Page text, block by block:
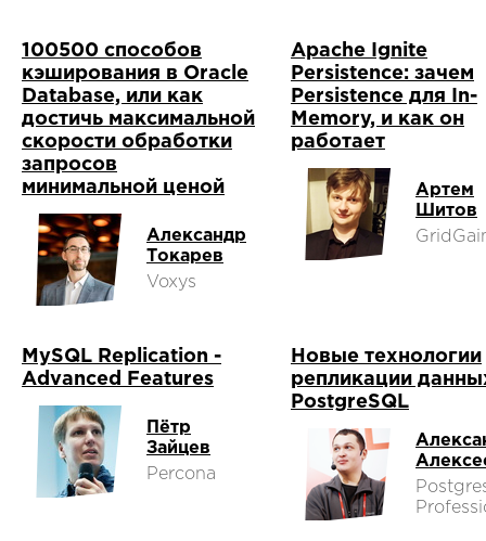
100500 способов
кэширования в Oracle
Database, или как
достичь максимальной
скорости обработки
запросов
минимальной ценой
Александр
Токарев
Voxys
Apache Ignite
Persistence: зачем
Persistence для In-
Memory, и как он
работает
Артем
Шитов
MySQL Replication -
Advanced Features
Пётр
Зайцев
Percona
Новые технологии
репликации
PostgreSQL